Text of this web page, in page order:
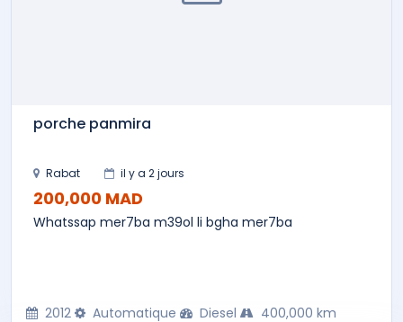
porche panmira
Rabat il y a 2 jours
200,000 MAD
Whatssap mer7ba m39ol li bgha mer7ba
2012 Automatique Diesel 400,000 km